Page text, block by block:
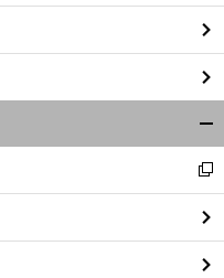
閉
る
新
し
い
ウ
ィ